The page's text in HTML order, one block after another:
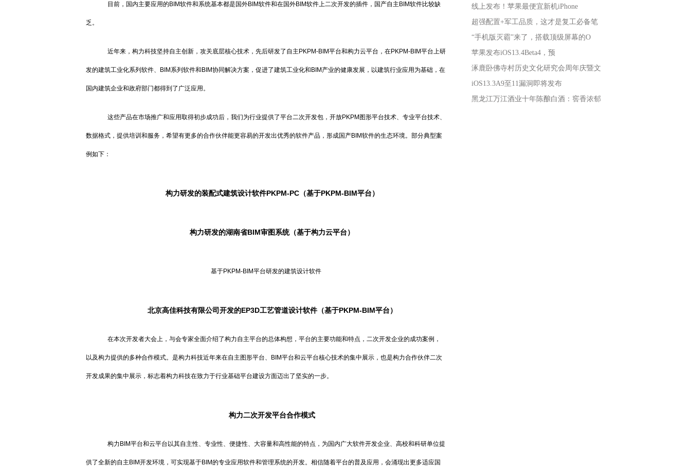
目前，国内主要应用的BIM软件和系统基本都是国外BIM软件和在国外BIM软件上二次开发的插件，国产自主BIM软件比较缺
乏。
近年来，构力科技坚持自主创新，攻关底层核心技术，先后研发了自主PKPM-BIM平台和构力云平台，在PKPM-BIM平台上研
发的建筑工业化系列软件、BIM系列软件和BIM协同解决方案，促进了建筑工业化和BIM产业的健康发展，以建筑行业应用为基础，在
国内建筑企业和政府部门都得到了广泛应用。
这些产品在市场推广和应用取得初步成功后，我们为行业提供了平台二次开发包，开放PKPM图形平台技术、专业平台技术、
数据格式，提供培训和服务，希望有更多的合作伙伴能更容易的开发出优秀的软件产品，形成国产BIM软件的生态环境。部分典型案
例如下：
构力研发的装配式建筑设计软件PKPM-PC（基于PKPM-BIM平台）
构力研发的湖南省BIM审图系统（基于构力云平台）
基于PKPM-BIM平台研发的建筑设计软件
北京高佳科技有限公司开发的EP3D工艺管道设计软件（基于PKPM-BIM平台）
在本次开发者大会上，与会专家全面介绍了构力自主平台的总体构想，平台的主要功能和特点，二次开发企业的成功案例，
以及构力提供的多种合作模式。是构力科技近年来在自主图形平台、BIM平台和云平台核心技术的集中展示，也是构力合作伙伴二次
开发成果的集中展示，标志着构力科技在致力于行业基础平台建设方面迈出了坚实的一步。
构力二次开发平台合作模式
构力BIM平台和云平台以其自主性、专业性、便捷性、大容量和高性能的特点，为国内广大软件开发企业、高校和科研单位提
供了全新的自主BIM开发环境，可实现基于BIM的专业应用软件和管理系统的开发。相信随着平台的普及应用，会涌现出更多适应国
线上发布！苹果最便宜新机iPhone
超强配置+军工品质，这才是复工必备笔
“手机版灭霸”来了，搭载顶级屏幕的O
苹果发布iOS13.4Beta4，预
涿鹿卧佛寺村历史文化研究会周年庆暨文
iOS13.3A9至11漏洞即将发布
黑龙江万江酒业十年陈酿白酒：窖香浓郁